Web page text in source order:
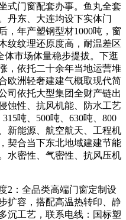
门窗配套办事。鱼丸全套
丹东、大连均设下实体门
，年产塑钢型材1000吨，窗
纹纹理还原度高，耐温差区
市场体量稳步提拔。下逛
，依托二十余年当地运营堆
欧洲轻奢建建气概取现代简
司依托大型集团全财产链出
蚀性、抗风机能、防水工艺
吨、500吨、630吨、800
新能源、航空航天、工程机
契合当下东北地域建建节能
水密性、气密性、抗风压机
：全品类高端门窗定制设
扩容，搭配高温热转印、静
沉工艺，联系电线：国标塑